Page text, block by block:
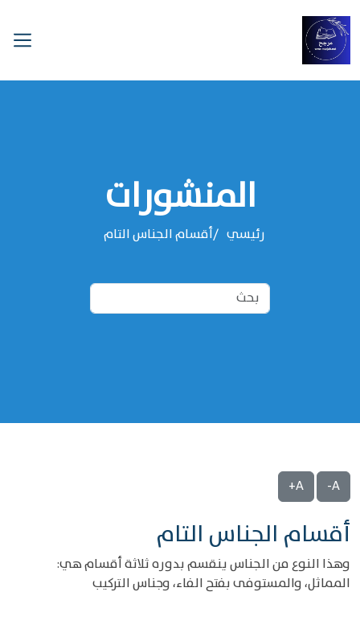
المنشورات
رئيسي ‌‌أقسام الجناس التام
A-
A+
‌‌أقسام الجناس التام
وهذا النوع من الجناس ينقسم بدوره ثلاثة أقسام هي:
المماثل، والمستوفى بفتح الفاء، وجناس التركيب